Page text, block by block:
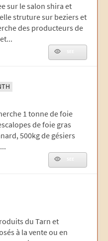
sur le salon shira et
struture sur beziers et
des producteurs de
1 tonne de foie
de foie gras
500kg de gésiers
du Tarn et
à la vente ou en